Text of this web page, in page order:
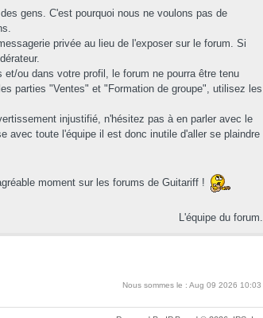
gens. C'est pourquoi nous ne voulons pas de
privée au lieu de l'exposer sur le forum. Si
ou dans votre profil, le forum ne pourra être tenu
parties "Ventes" et "Formation de groupe", utilisez les
injustifié, n'hésitez pas à en parler avec le
avec toute l'équipe il est donc inutile d'aller se plaindre
moment sur les forums de Guitariff !
L'équipe du forum.
Nous sommes le : Aug 09 2026 10:03